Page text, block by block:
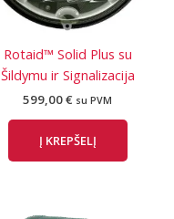
Rotaid™ Solid Plus su
Šildymu ir Signalizacija
599,00€ su PVM
Į KREPŠELĮ